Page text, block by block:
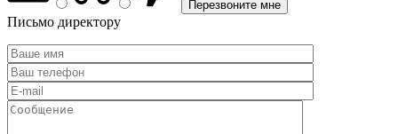
Письмо директору